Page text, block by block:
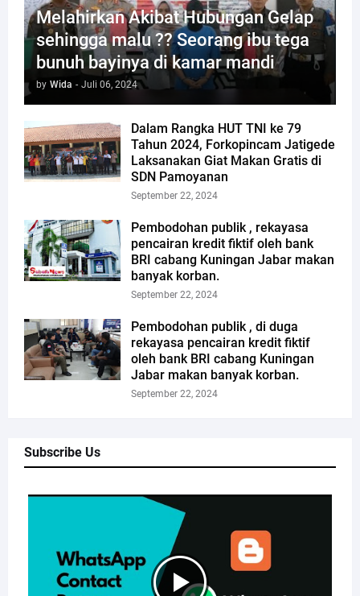
Melahirkan Akibat Hubungan Gelap
sehingga malu ?? Seorang ibu tega
bunuh bayinya di kamar mandi
by Wida - Juli 06, 2024
Dalam Rangka HUT TNI ke 79
Tahun 2024, Forkopincam Jatigede
Laksanakan Giat Makan Gratis di
SDN Pamoyanan
September 22, 2024
Pembodohan publik , rekayasa
pencairan kredit fiktif oleh bank
BRI cabang Kuningan Jabar makan
banyak korban.
September 22, 2024
Pembodohan publik , di duga
rekayasa pencairan kredit fiktif
oleh bank BRI cabang Kuningan
Jabar makan banyak korban.
September 22, 2024
Subscribe Us